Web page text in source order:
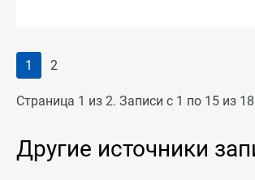
1 2
Страница 1 из 2. Записи с 1 по 15 из 18
Другие источники